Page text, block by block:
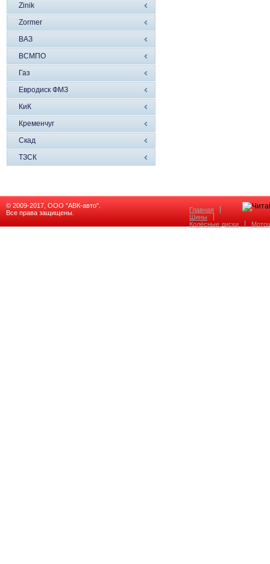
Zinik
Zormer
ВАЗ
ВСМПО
Газ
Евродиск ФМЗ
КиК
Кременчуг
Скад
ТЗСК
© 2009-2017, ООО "АВК-авто".
Все права защищены.
Главная
Шины
Колёсные диски